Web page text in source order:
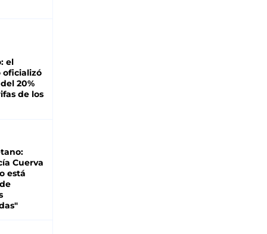
el
oficializó
20%
de los
Cuerva
está